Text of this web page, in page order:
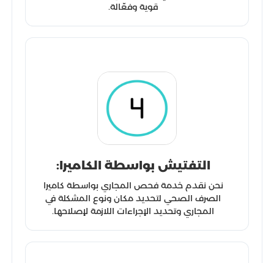
قوية وفعّالة.
التفتيش بواسطة الكاميرا:
نحن نقدم خدمة فحص المجاري بواسطة كاميرا
الصرف الصحي لتحديد مكان ونوع المشكلة في
المجاري وتحديد الإجراءات اللازمة لإصلاحها.